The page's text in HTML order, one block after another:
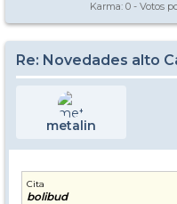
Karma: 0 - Votos
Re: Novedades alto
metalin
Cita
bolibud